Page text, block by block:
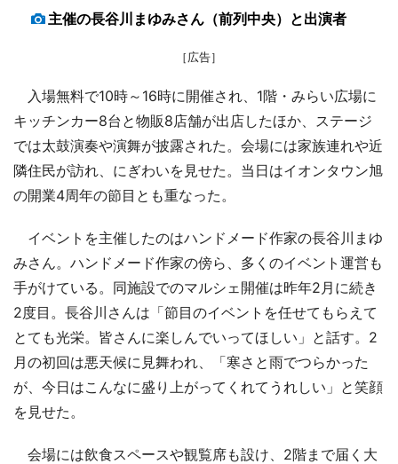
主催の長谷川まゆみさん（前列中央）と出演者
［広告］
入場無料で10時～16時に開催され、1階・みらい広場に
キッチンカー8台と物販8店舗が出店したほか、ステージ
では太鼓演奏や演舞が披露された。会場には家族連れや近
隣住民が訪れ、にぎわいを見せた。当日はイオンタウン旭
の開業4周年の節目とも重なった。
イベントを主催したのはハンドメード作家の長谷川まゆ
みさん。ハンドメード作家の傍ら、多くのイベント運営も
手がけている。同施設でのマルシェ開催は昨年2月に続き
2度目。長谷川さんは「節目のイベントを任せてもらえて
とても光栄。皆さんに楽しんでいってほしい」と話す。2
月の初回は悪天候に見舞われ、「寒さと雨でつらかった
が、今日はこんなに盛り上がってくれてうれしい」と笑顔
を見せた。
会場には飲食スペースや観覧席も設け、2階まで届く大